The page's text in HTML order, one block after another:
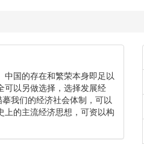
国的存在和繁荣本身即足以
可以另做选择，选择发展经
我们的经济社会体制，可以
的主流经济思想，可资以构